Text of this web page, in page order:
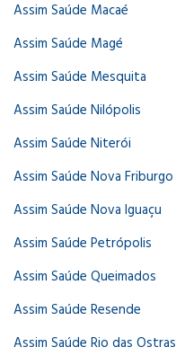
Assim Saúde Macaé
Assim Saúde Magé
Assim Saúde Mesquita
Assim Saúde Nilópolis
Assim Saúde Niterói
Assim Saúde Nova Friburgo
Assim Saúde Nova Iguaçu
Assim Saúde Petrópolis
Assim Saúde Queimados
Assim Saúde Resende
Assim Saúde Rio das Ostras